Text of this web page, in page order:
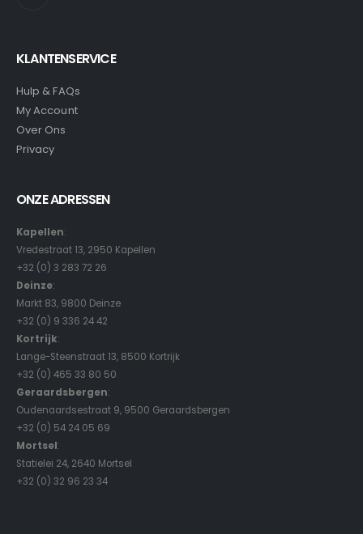
KLANTENSERVICE
Hulp & FAQs
My Account
Over Ons
Privacy
ONZE ADRESSEN
Kapellen:
Vredestraat 13, 2950 Kapellen
+32 (0) 3 283 72 26
Deinze:
Markt 83, 9800 Deinze
+32 (0) 9 336 24 42
Kortrijk:
Lange-Steenstraat 13, 8500 Kortrijk
+32 (0) 465 33 80 50
Geraardsbergen:
Oudenaardsestraat 9, 9500 Geraardsbergen
+32 (0) 54 24 05 69
Mortsel:
Statielei 24, 2640 Mortsel
+32 (0) 32 96 23 34